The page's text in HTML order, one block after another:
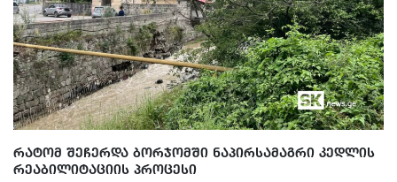
ᲠᲐᲢᲝᲛ ᲨᲔᲩᲔᲠᲓᲐ ᲑᲝᲠᲯᲝᲛᲨᲘ ᲜᲐᲞᲘᲠᲡᲐᲛᲐᲒᲠᲘ ᲙᲔᲓᲚᲘᲡ
ᲠᲔᲐᲑᲘᲚᲘᲢᲐᲪᲘᲘᲡ ᲞᲠᲝᲪᲔᲡᲘ